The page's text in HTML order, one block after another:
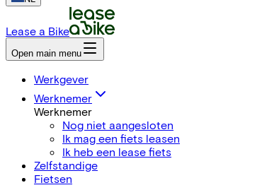
Lease a Bike
Open main menu
Werkgever
Werknemer
Werknemer
Nog niet aangesloten
Ik mag een fiets leasen
Ik heb een lease fiets
Zelfstandige
Fietsen